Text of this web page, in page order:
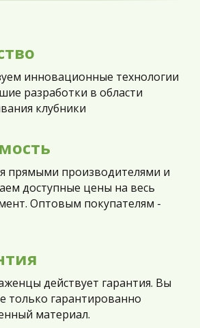
инновационные технологии
разработки в области
клубники
прямыми производителями и
доступные цены на весь
Оптовым покупателям -
действует гарантия. Вы
только гарантированно
материал.